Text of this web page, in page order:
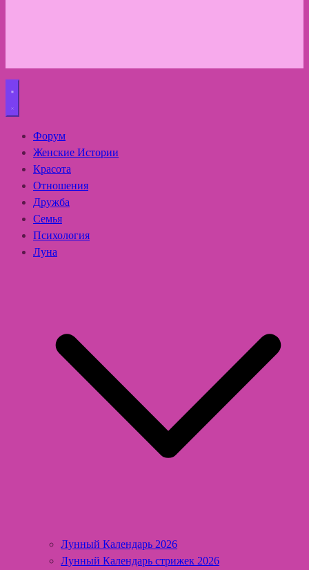
Форум
Женские Истории
Красота
Отношения
Дружба
Семья
Психология
Луна
Лунный Календарь 2026
Лунный Календарь стрижек 2026